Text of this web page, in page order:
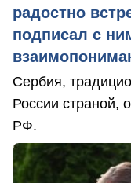
радостно
подписал с
Сербия,
России страной,
РФ.